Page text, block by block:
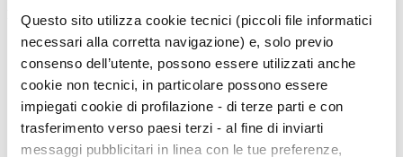
Questo sito utilizza cookie tecnici (piccoli file informatici
necessari alla corretta navigazione) e, solo previo
consenso dell’utente, possono essere utilizzati anche
cookie non tecnici, in particolare possono essere
impiegati cookie di profilazione - di terze parti e con
trasferimento verso paesi terzi - al fine di inviarti
messaggi pubblicitari in linea con le tue preferenze,
Magazine menu
Tutte le news
Eventi
Kids
In galleria
Cataloghi e libri
Aste e mercato
Concorsi e Lavoro